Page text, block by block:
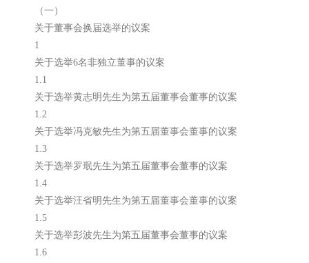
（一）
关于董事会换届选举的议案
1
关于选举6名非独立董事的议案
1.1
关于选举黄志明先生为第五届董事会董事的议案
1.2
关于选举冯克敏先生为第五届董事会董事的议案
1.3
关于选举罗珉先生为第五届董事会董事的议案
1.4
关于选举汪省明先生为第五届董事会董事的议案
1.5
关于选举彭波先生为第五届董事会董事的议案
1.6